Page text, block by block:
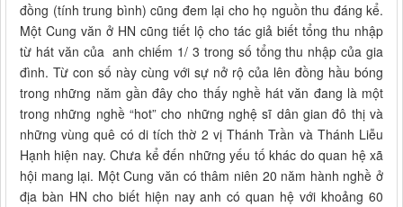
đồng (tính trung bình) cũng đem lại cho họ nguồn thu đáng kể.
Một Cung văn ở HN cũng tiết lộ cho tác giả biết tổng thu nhập
từ hát văn của anh chiếm 1/ 3 trong số tổng thu nhập của gia
đình. Từ con số này cùng với sự nở rộ của lên đồng hầu bóng
trong những năm gần đây cho thấy nghề hát văn đang là một
trong những nghề “hot” cho những nghệ sĩ dân gian đô thị và
những vùng quê có di tích thờ 2 vị Thánh Trần và Thánh Liễu
Hạnh hiện nay. Chưa kể đến những yếu tố khác do quan hệ xã
hội mang lại. Một Cung văn có thâm niên 20 năm hành nghề ở
địa bàn HN cho biết hiện nay anh có quan hệ với khoảng 60